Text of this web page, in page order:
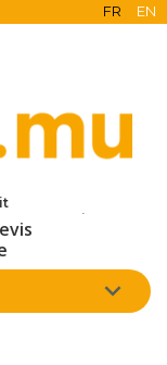
FR EN
engagement